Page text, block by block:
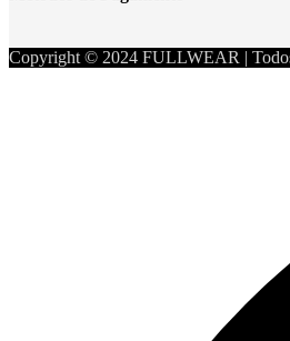
Copyright © 2024 FULLWEAR |